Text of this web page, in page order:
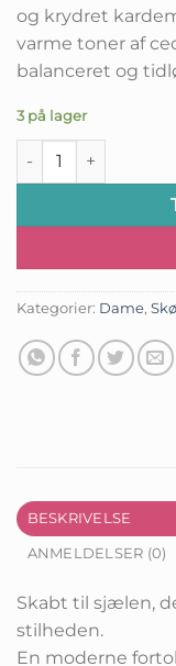
og krydret
varme toner af
balanceret og
3 på lager
Oppidum Eau De
Kategorier: Dame,
BESKRIVELSE
ANMELDELSER (0)
Skabt til sjælen,
stilheden.
En moderne